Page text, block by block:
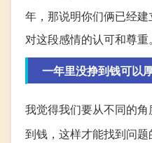
年，那说明你们俩已经
对这段感情的认可和尊重。
一年里没挣到钱可以
我觉得我们要从不同的
到钱，这样才能找到问